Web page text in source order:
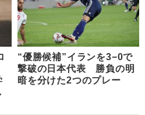
“優勝候補”イランを3−0で
撃破の日本代表 勝負の明
暗を分けた2つのプレー